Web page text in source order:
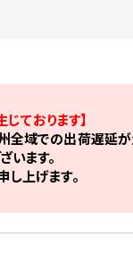
ております】
域での出荷遅延が
います。
上げます。